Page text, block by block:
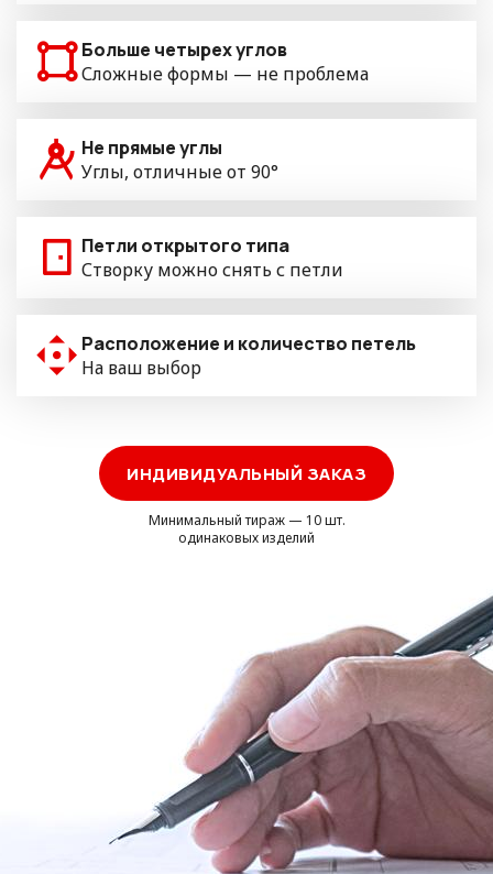
Больше четырех углов
Сложные формы — не проблема
Не прямые углы
Углы, отличные от 90°
Петли открытого типа
Створку можно снять с петли
Расположение и количество петель
На ваш выбор
ИНДИВИДУАЛЬНЫЙ ЗАКАЗ
Минимальный тираж — 10 шт.
одинаковых изделий